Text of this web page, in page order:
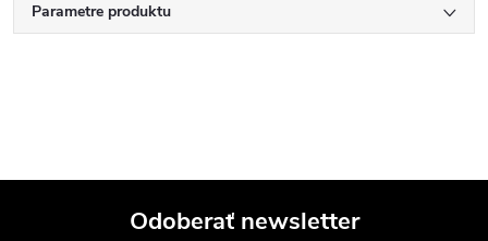
Parametre produktu
Odoberať newsletter